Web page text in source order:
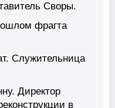
Своры.
фрагта
Служительница
Директор
в